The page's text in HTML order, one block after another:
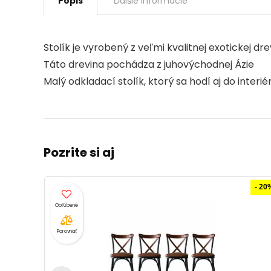
Stolík je vyrobený z veľmi kvalitnej exotickej
Táto drevina pochádza z juhovýchodnej Ázie
Malý odkladací stolík, ktorý sa hodí aj do
Pozrite si aj
Porovnať